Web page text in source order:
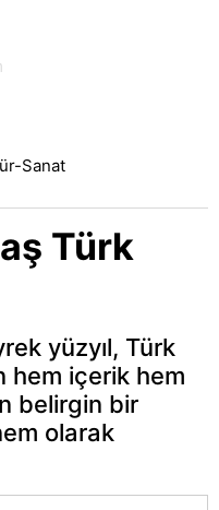
Sanat
Türk
yüzyıl, Türk
hem içerik hem
belirgin bir
olarak